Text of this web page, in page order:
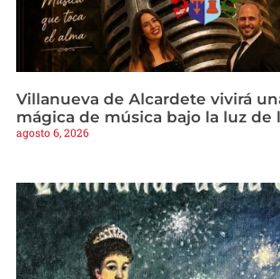
Villanueva de Alcardete vivirá
mágica de música bajo la luz de
agosto 6, 2026